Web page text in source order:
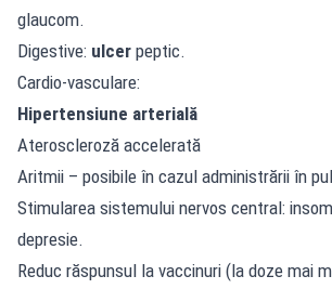
glaucom.
Digestive: ulcer peptic.
Cardio-vasculare:
Hipertensiune arterială
Ateroscleroză accelerată
Aritmii – posibile în cazul administrării în
Stimularea sistemului nervos central:
depresie.
Reduc răspunsul la vaccinuri (la doze mai